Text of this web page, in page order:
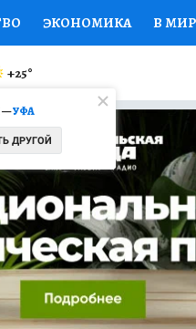
ЭКОНОМИКА В
СЕМЬЯ
СЕРИАЛЫ СПЕЦПРОЕКТЫ
КОНКУРСЫ
—УФА
ДРУГОЙ
+25°